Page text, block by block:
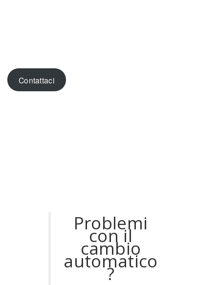
Contattaci
Problemi
con il
cambio
automatico
?